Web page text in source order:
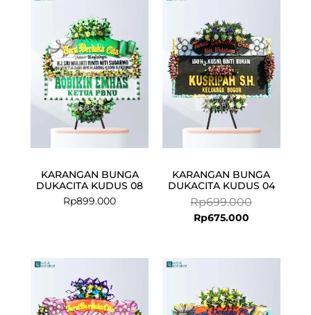
KARANGAN BUNGA
DUKACITA KUDUS 08
Rp899.000
KARANGAN BUNGA
DUKACITA KUDUS 04
Rp699.000
Rp699.000.
Rp675.000
Rp675.000.